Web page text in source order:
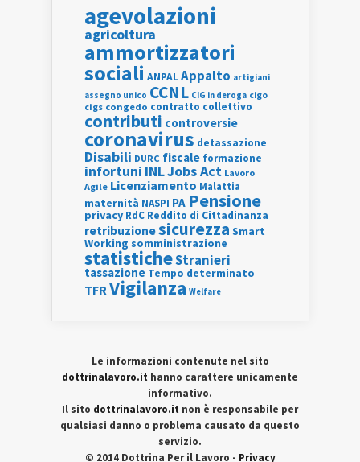
agevolazioni
agricoltura
ammortizzatori
sociali ANPALAppalto artigiani
assegno unico CCNL CIG in deroga cigo
cigs congedo contratto collettivo
contributi controversie
coronavirus detassazione
Disabili DURC fiscale formazione
infortuni INLJobs Act Lavoro
Agile Licenziamento Malattia
maternità NASPI PA Pensione
privacy RdC Reddito di Cittadinanza
retribuzionesicurezza Smart
Working somministrazione
statisticheStranieri
tassazione Tempo determinato
TFRVigilanza Welfare
Le informazioni contenute nel sito
dottrinalavoro.it hanno carattere unicamente
informativo.
Il sito dottrinalavoro.it non è responsabile per
qualsiasi danno o problema causato da questo
servizio.
© 2014 Dottrina Per il Lavoro - Privacy